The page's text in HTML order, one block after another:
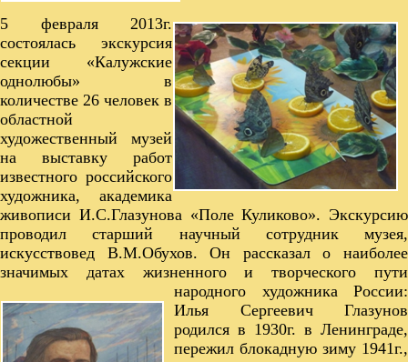
5 февраля 2013г.
состоялась экскурсия
секции «Калужские
однолюбы» в
количестве 26 человек в
областной
художественный музей
на выставку работ
известного российского
художника, академика
живописи И.С.Глазунова «Поле Куликово». Экскурсию
проводил старший научный сотрудник музея,
искусствовед В.М.Обухов. Он рассказал о наиболее
значимых датах жизненного и творческого пути
народного художника России:
Илья Сергеевич Глазунов
родился в 1930г. в Ленинграде,
пережил блокадную зиму 1941г.,